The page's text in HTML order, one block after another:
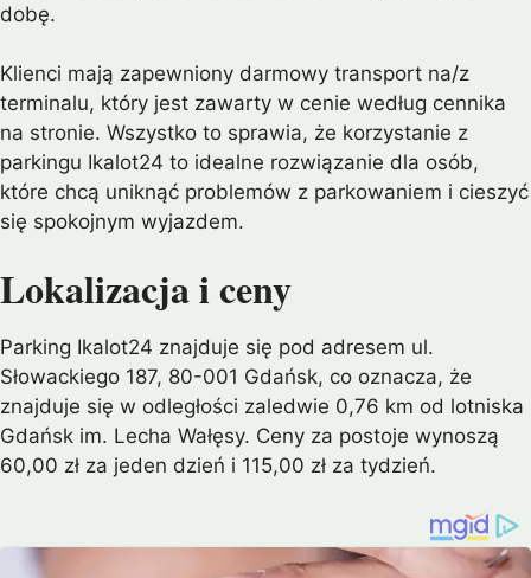
dobę.
Klienci mają zapewniony darmowy transport na/z
terminalu, który jest zawarty w cenie według cennika
na stronie. Wszystko to sprawia, że korzystanie z
parkingu Ikalot24 to idealne rozwiązanie dla osób,
które chcą uniknąć problemów z parkowaniem i cieszyć
się spokojnym wyjazdem.
Lokalizacja i ceny
Parking Ikalot24 znajduje się pod adresem ul.
Słowackiego 187, 80-001 Gdańsk, co oznacza, że
znajduje się w odległości zaledwie 0,76 km od lotniska
Gdańsk im. Lecha Wałęsy. Ceny za postoje wynoszą
60,00 zł za jeden dzień i 115,00 zł za tydzień.